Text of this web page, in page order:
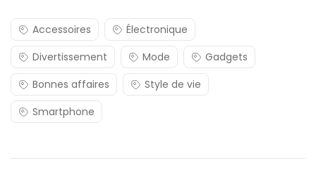
Accessoires
Électronique
Divertissement
Mode
Gadgets
Bonnes affaires
Style de vie
Smartphone